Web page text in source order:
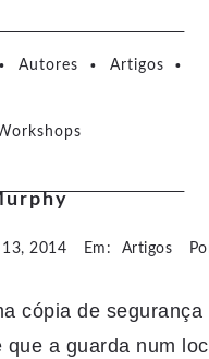
Autores Artigos
13, 2014 Em: Artigos
cópia de
que a guarda num